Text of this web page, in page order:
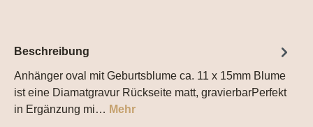
Beschreibung
Anhänger oval mit Geburtsblume ca. 11 x 15mm Blume
ist eine Diamatgravur Rückseite matt, gravierbarPerfekt
in Ergänzung mi… Mehr